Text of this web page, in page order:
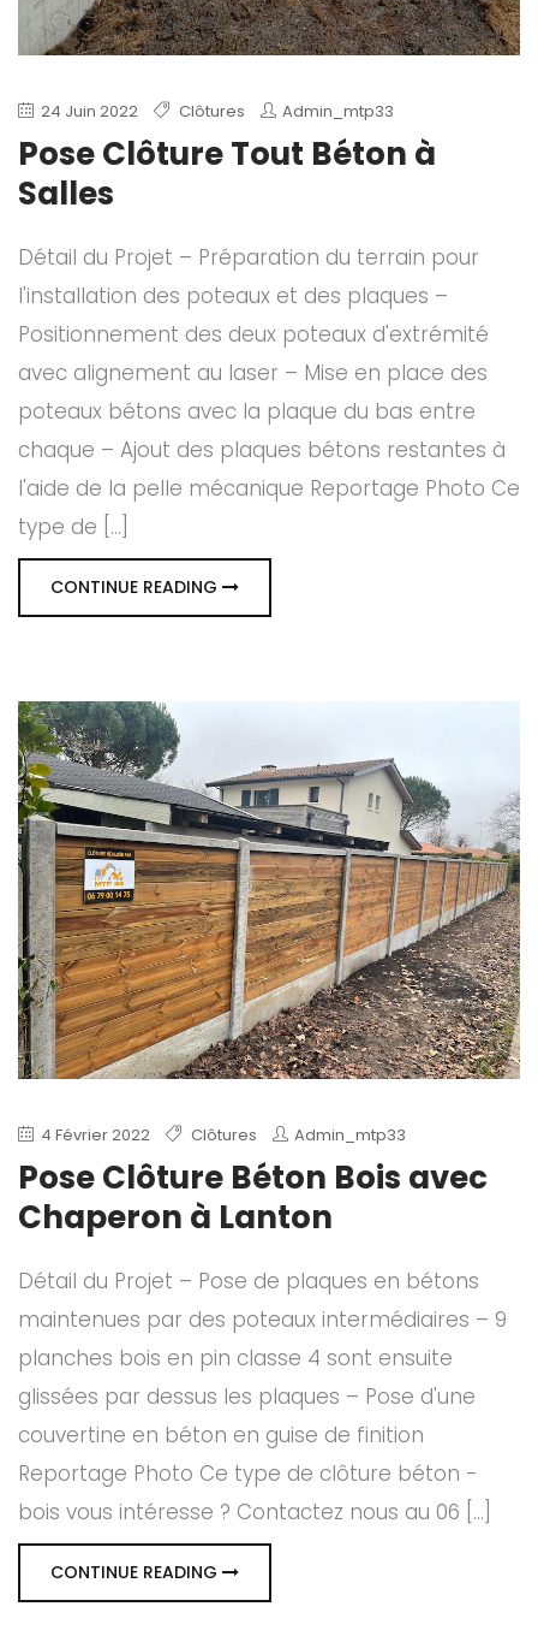
24 Juin 2022 Clôtures Admin_mtp33
Pose Clôture Tout Béton à
Salles
Détail du Projet – Préparation du terrain pour
l'installation des poteaux et des plaques –
Positionnement des deux poteaux d'extrémité
avec alignement au laser – Mise en place des
poteaux bétons avec la plaque du bas entre
chaque – Ajout des plaques bétons restantes à
l'aide de la pelle mécanique Reportage Photo Ce
type de [...]
CONTINUE READING
4 Février 2022 Clôtures Admin_mtp33
Pose Clôture Béton Bois avec
Chaperon à Lanton
Détail du Projet – Pose de plaques en bétons
maintenues par des poteaux intermédiaires – 9
planches bois en pin classe 4 sont ensuite
glissées par dessus les plaques – Pose d'une
couvertine en béton en guise de finition
Reportage Photo Ce type de clôture béton -
bois vous intéresse ? Contactez nous au 06 [...]
CONTINUE READING